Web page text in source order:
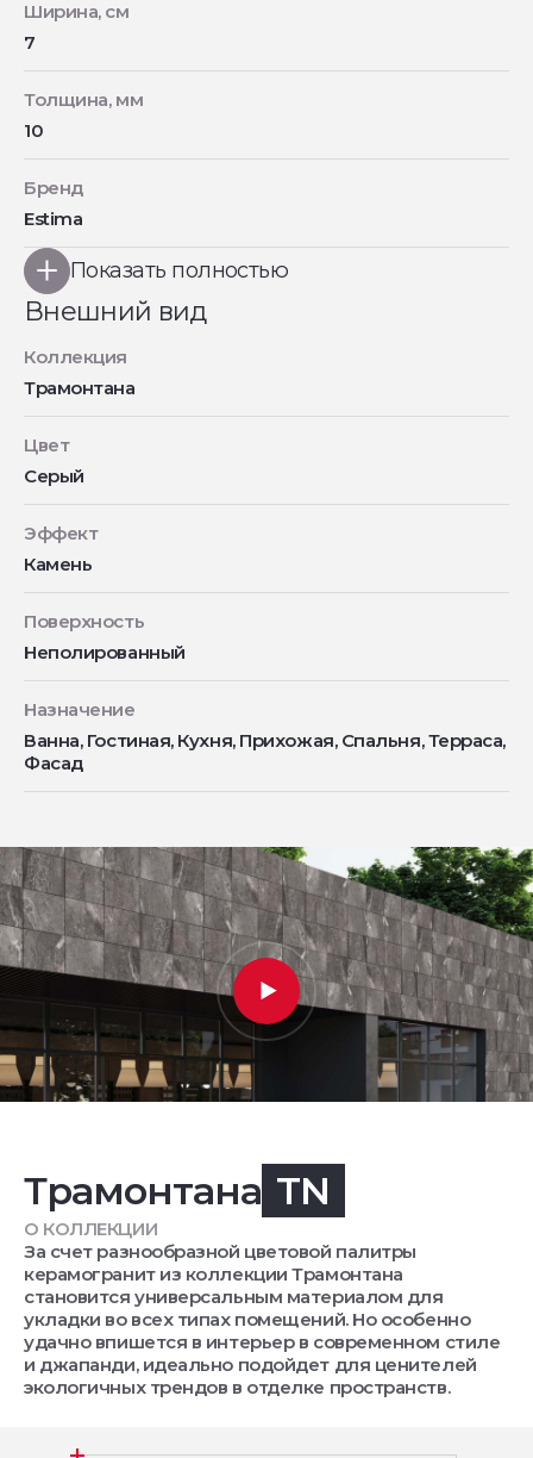
Ширина, см
7
Толщина, мм
10
Бренд
Estima
Показать полностью
Внешний вид
Коллекция
Трамонтана
Цвет
Серый
Эффект
Камень
Поверхность
Неполированный
Назначение
Ванна, Гостиная, Кухня, Прихожая, Спальня, Терраса,
Фасад
Трамонтана TN
О КОЛЛЕКЦИИ
За счет разнообразной цветовой палитры
керамогранит из коллекции Трамонтана
становится универсальным материалом для
укладки во всех типах помещений. Но особенно
удачно впишется в интерьер в современном стиле
и джапанди, идеально подойдет для ценителей
экологичных трендов в отделке пространств.